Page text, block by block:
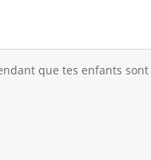
que tes enfants